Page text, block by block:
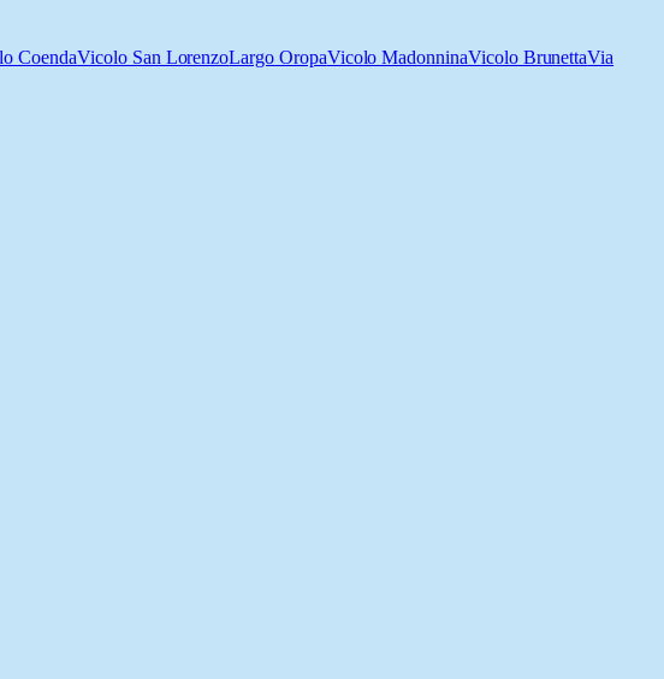
CoendaVicolo San LorenzoLargo OropaVicolo MadonninaVicolo BrunettaVia